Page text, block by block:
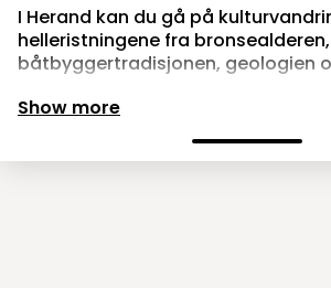
I Herand kan du gå på
helleristningene fra bronsealderen,
båtbyggertradisjonen, geologien
Show more